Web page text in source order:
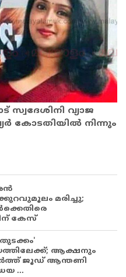
സ്വദേശിനി വ്യാജ
കോടതിയില്‍ നിന്നും
മരിച്ചു;
കേസ്
ആക്ഷനും
ജൂഡ് ആന്തണി
...